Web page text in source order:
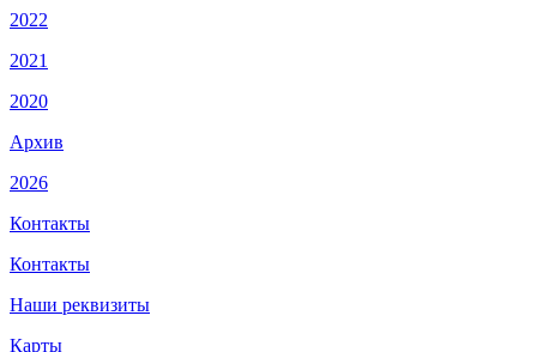
2022
2021
2020
Архив
2026
Контакты
Контакты
Наши реквизиты
Карты